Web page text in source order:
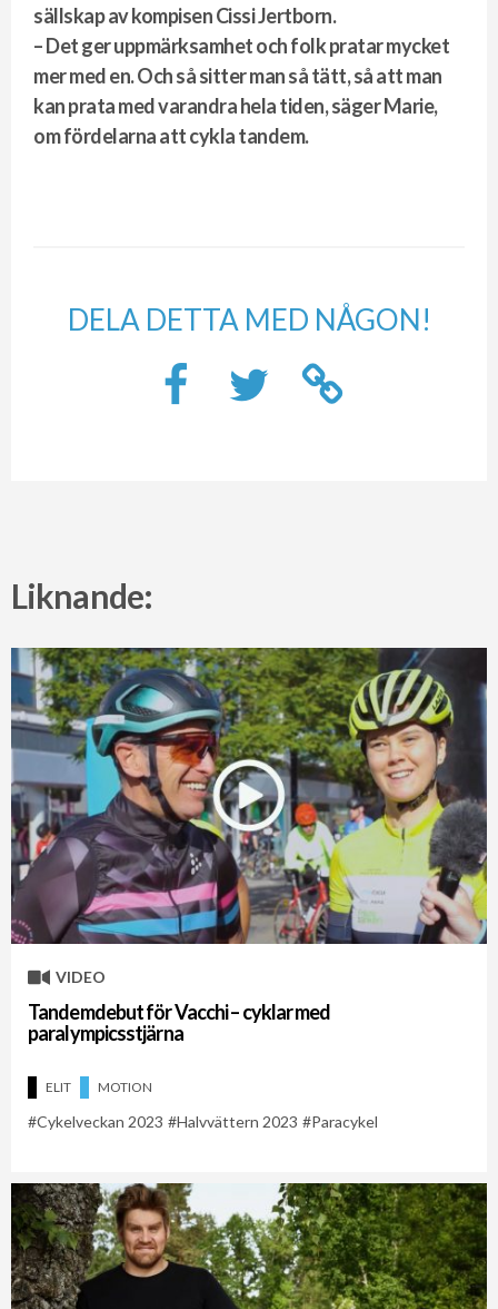
sällskap av kompisen Cissi Jertborn.
– Det ger uppmärksamhet och folk pratar mycket
mer med en. Och så sitter man så tätt, så att man
kan prata med varandra hela tiden, säger Marie,
om fördelarna att cykla tandem.
DELA DETTA MED NÅGON!
Liknande:
VIDEO
Tandemdebut för Vacchi – cyklar med
paralympicsstjärna
ELIT MOTION
Cykelveckan 2023 Halvvättern 2023 Paracykel